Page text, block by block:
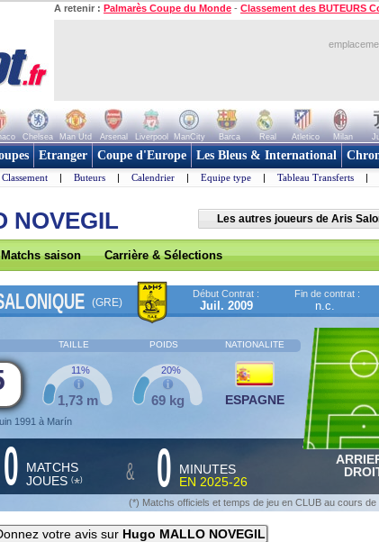
A retenir : Palmarès Coupe du Monde - Classement des BUTEURS
Chelsea Man Utd Arsenal Liverpool ManCity Barca Real Atletico Milan
Etranger Coupe d'Europe Les Bleus & International
| Buteurs | Calendrier | Equipe type | Tableau Transferts |
NOVEGIL Les autres joueurs de Aris
saison Carrière & Sélections
(GRE)
Début Contrat :
Juil. 2009
Fin de contrat :
n.c.
TAILLE POIDS NATIONALITE
1991 à Marín
1,73 m
11%
69 kg
20%
ESPAGNE
0 MATCHS
JOUES (*) & 0
MINUTES
EN 2025-26
(*) Matchs officiels et temps de jeu en CLUB au cours de
votre avis sur Hugo MALLO NOVEGIL